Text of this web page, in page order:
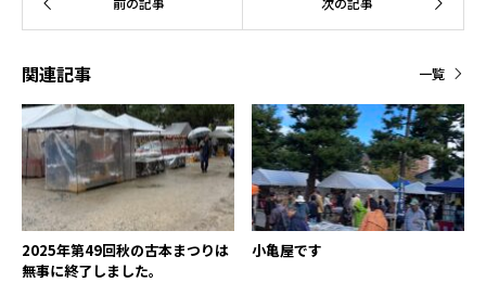
関連記事 一覧
2025年第49回秋の古本まつりは
無事に終了しました。
小亀屋です